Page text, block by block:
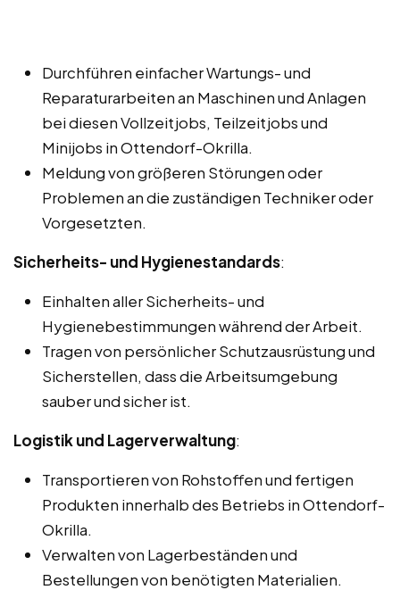
Durchführen einfacher Wartungs- und
Reparaturarbeiten an Maschinen und Anlagen
bei diesen Vollzeitjobs, Teilzeitjobs und
Minijobs in Ottendorf-Okrilla.
Meldung von größeren Störungen oder
Problemen an die zuständigen Techniker oder
Vorgesetzten.
Sicherheits- und Hygienestandards:
Einhalten aller Sicherheits- und
Hygienebestimmungen während der Arbeit.
Tragen von persönlicher Schutzausrüstung und
Sicherstellen, dass die Arbeitsumgebung
sauber und sicher ist.
Logistik und Lagerverwaltung:
Transportieren von Rohstoffen und fertigen
Produkten innerhalb des Betriebs in Ottendorf-
Okrilla.
Verwalten von Lagerbeständen und
Bestellungen von benötigten Materialien.